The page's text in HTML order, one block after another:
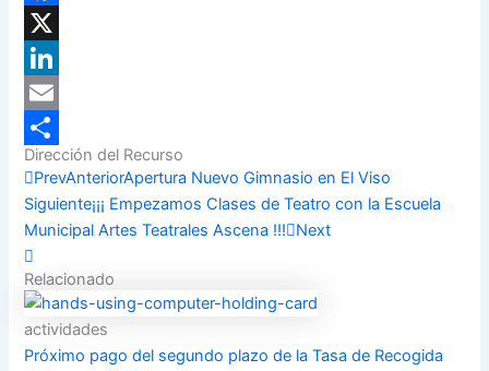
Facebook
X
LinkedIn
Email
Compartir
Dirección del Recurso
PrevAnteriorApertura Nuevo Gimnasio en El Viso
Siguiente¡¡¡ Empezamos Clases de Teatro con la Escuela
Municipal Artes Teatrales Ascena !!!
Next
Relacionado
actividades
Próximo pago del segundo plazo de la Tasa de Recogida